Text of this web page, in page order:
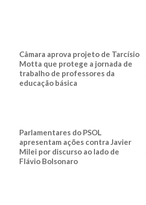
Câmara aprova projeto de Tarcísio
Motta que protege a jornada de
trabalho de professores da
educação básica
Parlamentares do PSOL
apresentam ações contra Javier
Milei por discurso ao lado de
Flávio Bolsonaro